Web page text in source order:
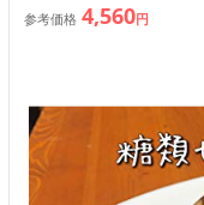
参考価格 4,560円